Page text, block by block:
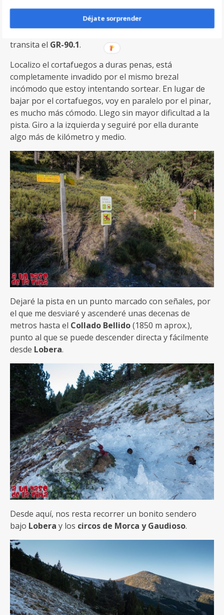
La pradera se camina bien pero, pronto da paso a un
brezal muy incómodo. Voy en busca de un antiguo
transita el GR-90.1.
Localizo el cortafuegos a duras penas, está
completamente invadido por el mismo brezal
incómodo que estoy intentando sortear. En lugar de
bajar por el cortafuegos, voy en paralelo por el pinar,
es mucho más cómodo. Llego sin mayor dificultad a la
pista. Giro a la izquierda y seguiré por ella durante
algo más de kilómetro y medio.
Dejaré la pista en un punto marcado con señales, por
el que me desviaré y ascenderé unas decenas de
metros hasta el Collado Bellido(1850 m aprox.),
punto al que se puede descender directa y fácilmente
desde Lobera.
Desde aquí, nos resta recorrer un bonito sendero
bajo Lobera y los circos de Morca y Gaudioso.
Déjate sorprender